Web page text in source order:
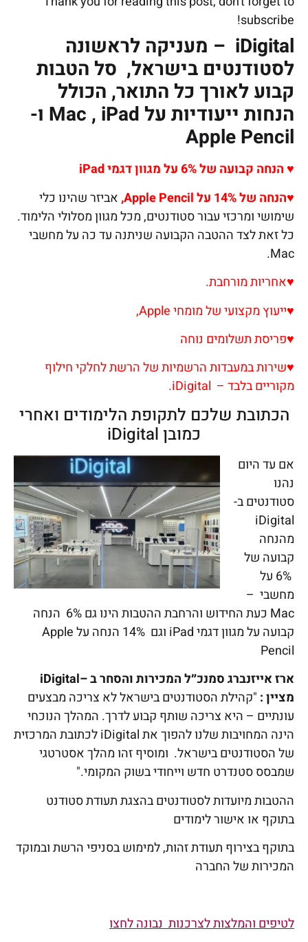
subscribe!
iDigital
– מעניקה לראשונה
לסטודנטים בישראל, סל הטבות
קבוע לאורך כל התואר, הכולל
הנחות ייעודיות על Mac , iPad ו-
Apple Pencil
♥ הנחה קבועה של 6% על מגוון דגמי
iPad
♥הנחה של 14% על
Apple Pencil
,אביזר שהינו כלי
שימושי ומרכזי עבור סטודנטים, מכל מגוון מסלולי הלימוד.
כל זאת לצד ההטבה הקבועה שניתנה עד כה על מחשבי
Mac.
♥אחריות מורחבת.
♥ייעוץ מקצועי של מומחי Apple,
♥פריסת תשלומים נוחה
♥שירות במעבדות הרשמיות של הרשת לחלקי חילוף
מקוריים בלבד – iDigital.
הכתובת שלכם לתקופת הלימודים ואחרי
כמובן iDigital
אם עד היום
נהנו
סטודנטים ב-
iDigital
מהנחה
קבועה של
6% על
מחשבי –
Mac כעת החידוש והרחבת ההטבות הינו גם 6% הנחה
קבועה על מגוון דגמי iPad וגם 14% הנחה על Apple
Pencil
ארז אייזנברג סמנכ״ל המכירות והסחר ב –iDigital
מציין: "קהילת הסטודנטים בישראל לא צריכה מבצעים
עונתיים – היא צריכה שותף קבוע לדרך. המהלך הנוכחי
הינה המחויבות שלנו להפוך את iDigital לכתובת המרכזית
של הסטודנטים בישראל. ומוסיף זהו מהלך אסטרטגי
שמבסס סטנדרט חדש וייחודי בשוק המקומי."
ההטבות מיועדות לסטודנטים בהצגת תעודת סטודנט
בתוקף או אישור לימודים
בתוקף בצירוף תעודת זהות, למימוש בסניפי הרשת ובמוקד
המכירות של החברה
לטיפים והמלצות לצרכנות נבונה לחצו